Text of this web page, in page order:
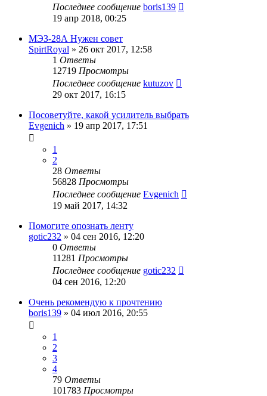
Последнее сообщение boris139
19 апр 2018, 00:25
МЭЗ-28А Нужен совет
SpirtRoyal » 26 окт 2017, 12:58
1 Ответы
12719 Просмотры
Последнее сообщение kutuzov
29 окт 2017, 16:15
Посоветуйте, какой усилитель выбрать
Evgenich » 19 апр 2017, 17:51
1
2
28 Ответы
56828 Просмотры
Последнее сообщение Evgenich
19 май 2017, 14:32
Помогите опознать ленту
gotic232 » 04 сен 2016, 12:20
0 Ответы
11281 Просмотры
Последнее сообщение gotic232
04 сен 2016, 12:20
Очень рекомендую к прочтению
boris139 » 04 июл 2016, 20:55
1
2
3
4
79 Ответы
101783 Просмотры